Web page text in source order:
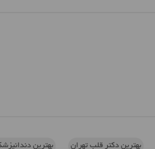
بهترین دکتر قلب تهران بهترین